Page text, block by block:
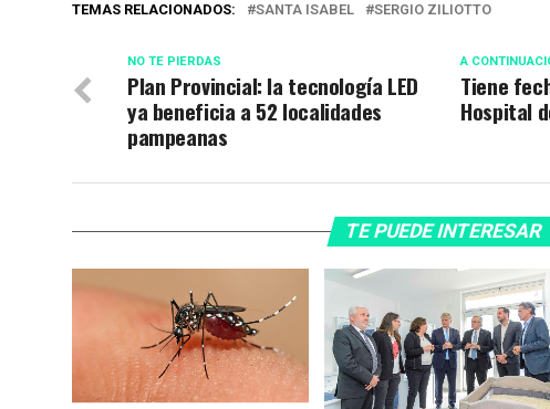
TEMAS RELACIONADOS: SANTA ISABEL SERGIO ZILIOTTO
A
Tiene
Hospital
NO TE PIERDAS
Plan Provincial: la tecnología LED
ya beneficia a 52 localidades
pampeanas
TE PUEDE INTERESAR